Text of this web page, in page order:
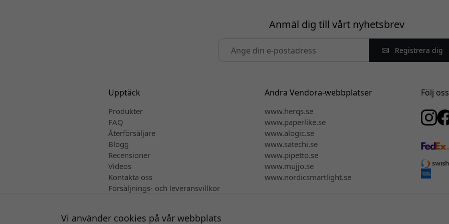
Anmäl dig till vårt nyhetsbrev
Registrera dig
Upptäck
Produkter
FAQ
Återförsäljare
Blogg
Recensioner
Videos
Kontakta oss
Försäljnings- och leveransvillkor
Andra Vendora-webbplatser
www.herqs.se
www.paperlike.se
www.alogic.se
www.satechi.se
www.pipetto.se
www.mujjo.se
www.nordicsmartlight.se
Följ
Vi använder cookies på vår webbplats